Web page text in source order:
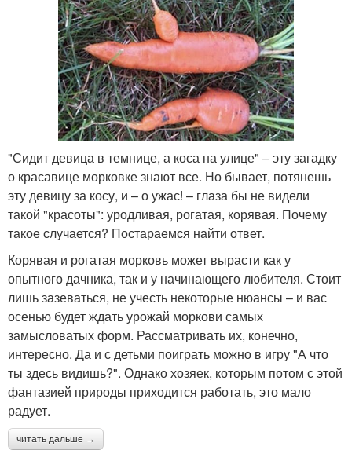
"Сидит девица в темнице, а коса на улице" – эту загадку
о красавице морковке знают все. Но бывает, потянешь
эту девицу за косу, и – о ужас! – глаза бы не видели
такой "красоты": уродливая, рогатая, корявая. Почему
такое случается? Постараемся найти ответ.
Корявая и рогатая морковь может вырасти как у
опытного дачника, так и у начинающего любителя. Стоит
лишь зазеваться, не учесть некоторые нюансы – и вас
осенью будет ждать урожай моркови самых
замысловатых форм. Рассматривать их, конечно,
интересно. Да и с детьми поиграть можно в игру "А что
ты здесь видишь?". Однако хозяек, которым потом с этой
фантазией природы приходится работать, это мало
радует.
читать дальше →